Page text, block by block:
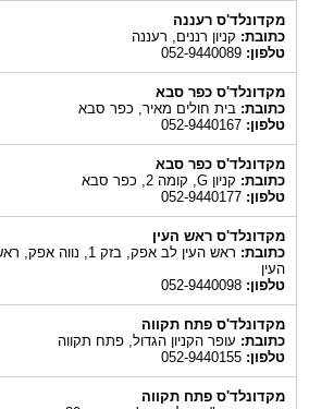
מקדונלד'ס רעננה
כתובת:קניון רננים, רעננה
טלפון:052-9440089
מקדונלד'ס כפר סבא
כתובת:בית חולים מאיר, כפר סבא
טלפון:052-9440167
מקדונלד'ס כפר סבא
כתובת:קניון G, קומה 2, כפר סבא
טלפון:052-9440177
מקדונלד'ס ראש העין
כתובת:
ראש העין לב אפק, בזק 1, נווה אפק, ראש
העין
טלפון:052-9440098
מקדונלד'ס פתח תקווה
כתובת:עופר הקניון הגדול, פתח תקווה
טלפון:052-9440155
מקדונלד'ס פתח תקווה